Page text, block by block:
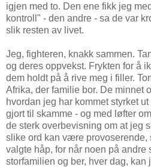
igjen med to. Den ene fikk jeg
kontroll" - den andre - sa de var
slik resten av livet.
Jeg, fighteren, knakk sammen.
og deres oppvekst. Frykten for å
dem holdt på å rive meg i filler.
Afrika, der familie bor. De minnet
hvordan jeg har kommet styrket
gjort til skamme - og med løfter
de sterk overbevisning om at jeg
slike ord kan være provoserende,
valgte håp, for når noen på andre
storfamilien og ber, hver dag,